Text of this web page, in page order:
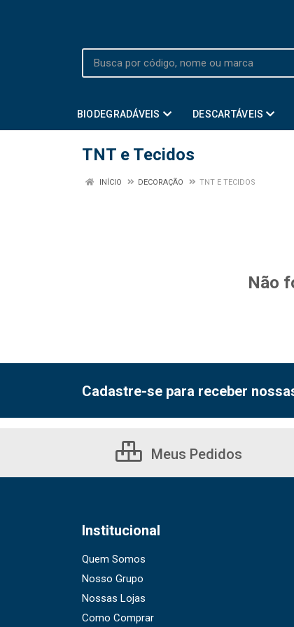
BIODEGRADÁVEIS DESCARTÁVEIS
TNT e Tecidos
INÍCIO DECORAÇÃO TNT E TECIDOS
Não
Cadastre-se para receber
Meus Pedidos
Institucional
Quem Somos
Nosso Grupo
Nossas Lojas
Como Comprar